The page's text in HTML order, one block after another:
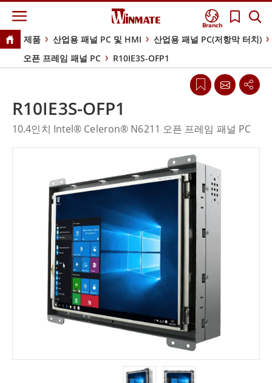
Branch
제품 산업용 패널 PC 및 HMI
산업용 패널 PC(저항막 터치)
오픈 프레임 패널 PC
R10IE3S-OFP1
R10IE3S-OFP1
10.4인치 Intel® Celeron® N6211 오픈 프레임 패널 PC